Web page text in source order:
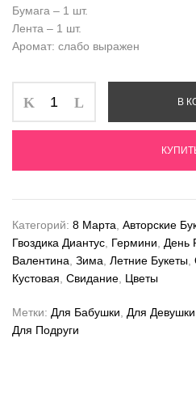
Бумага – 1 шт.
Лента – 1 шт.
Аромат: слабо выражен
В
Категорий: 8 Марта Авторские
Гвоздика Диантус Гермини День
Валентина Зима Летние Букеты
Кустовая Свидание Цветы
Метки: Для Бабушки Для Девушки
Для Подруги